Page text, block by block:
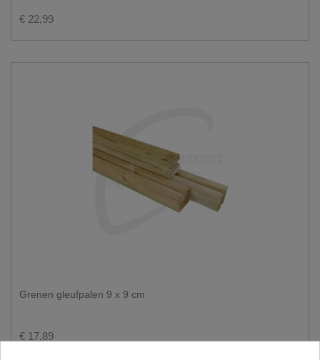
€ 22,99
Grenen gleufpalen 9 x 9 cm
€ 17,89